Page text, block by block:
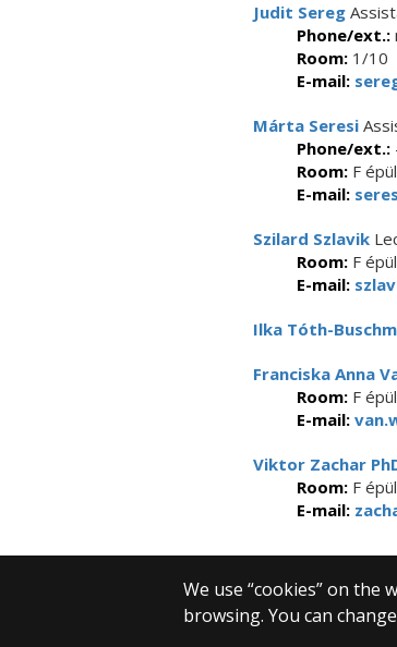
Judit Sereg
Phone/ext.:
Room: 1/10
E-mail:
Márta Seresi
Phone/ext.:
Room: F
E-mail:
Szilard Szlavik
Room: F
E-mail:
Ilka Tóth-
Franciska Anna
Room: F
E-mail:
Viktor Zachar
Room: F
E-mail:
We use “cookies” on
browsing. You can
© 2025 Eötvös Loránd